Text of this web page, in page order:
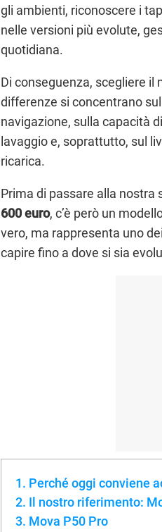
gli ambienti, riconoscere i
nelle versioni più evolute,
quotidiana.
Di conseguenza, scegliere
differenze si concentrano
navigazione, sulla capacità
lavaggio e, soprattutto, sul
ricarica.
Prima di passare alla nostra
600 euro, c’è però un
vero, ma rappresenta uno
capire fino a dove si sia
Perché oggi conviene
Il nostro riferimento:
Mova P50 Pro